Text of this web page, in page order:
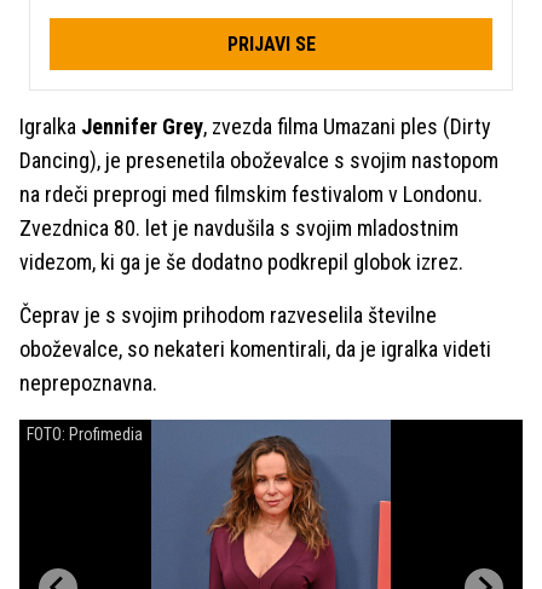
PRIJAVI SE
Igralka Jennifer Grey, zvezda filma Umazani ples (Dirty
Dancing), je presenetila oboževalce s svojim nastopom
na rdeči preprogi med filmskim festivalom v Londonu.
Zvezdnica 80. let je navdušila s svojim mladostnim
videzom, ki ga je še dodatno podkrepil globok izrez.
Čeprav je s svojim prihodom razveselila številne
oboževalce, so nekateri komentirali, da je igralka videti
neprepoznavna.
FOTO: Profimedia